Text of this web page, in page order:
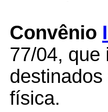
Convênio
77/04, que
física.